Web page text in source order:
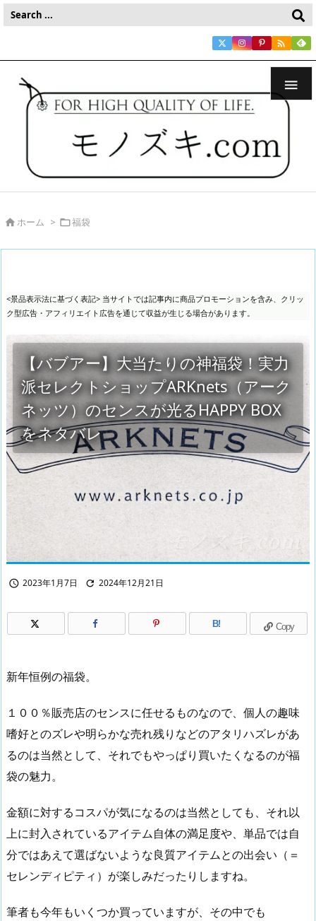


ホーム > 福袋
<景品表示法に基づく表記> 当サイトでは記事内に商品プロモーションを含み、クリッ
ク型広告・アフィリエイト広告を通じて収益が生じる場合があります。
【バブアー】大当たりの神福袋！実力
派セレクトショップARKnets（アーク
ネッツ）のセンスが光るHAPPY BOX
をネタバレ
 2023年1月7日  2024年12月21日
B! Copy
新年恒例の福袋。
１００％販売店のセンスに任せるものなので、個人の趣味
嗜好とのズレや明らかな売れ残りなどのアタリハズレがあ
るのは当然として、それでもやっぱり買いたくなるのが福
袋の魅力。
金額に対するコスパが気になるのは当然としても、それ以
上に封入されているアイテム自体の満足度や、単品では自
分ではあえて選ばないような良質アイテムとの出会い（＝
セレンディピティ）が楽しみだったりしますね。
筆者も今年もいくつか買っていますが、その中でも